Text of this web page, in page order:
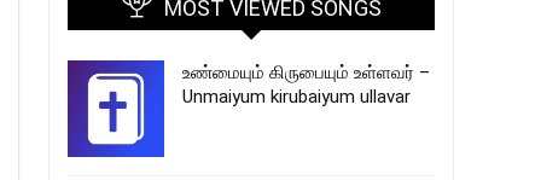
MOST VIEWED SONGS
உண்மையும் கிருபையும் உள்ளவர் –
Unmaiyum kirubaiyum ullavar